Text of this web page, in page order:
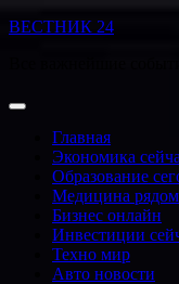
Перейти
ВЕСТНИК 24
Главная
Экономика
Образование
Медицина рядом
Бизнес онлайн
Инвестиции
Техно мир
Авто новости